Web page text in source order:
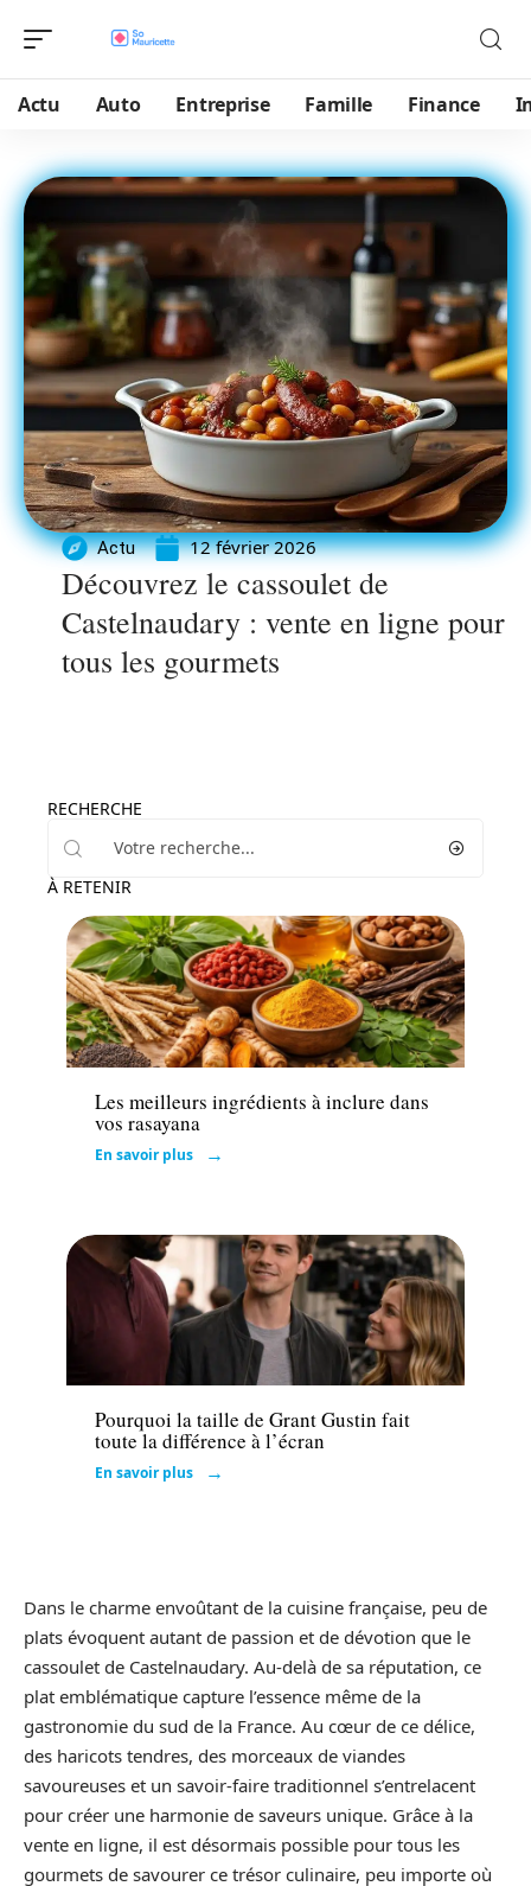
Actu Auto Entreprise Famille Finance
Actu 12 février 2026
Découvrez le cassoulet de
Castelnaudary : vente en ligne pour
tous les gourmets
RECHERCHE
À RETENIR
Santé
Les meilleurs ingrédients à inclure dans
vos rasayana
En savoir plus
Pourquoi la taille de Grant Gustin fait
toute la différence à l’écran
En savoir plus
Dans le charme envoûtant de la cuisine française, peu de
plats évoquent autant de passion et de dévotion que le
cassoulet de Castelnaudary. Au-delà de sa réputation, ce
plat emblématique capture l’essence même de la
gastronomie du sud de la France. Au cœur de ce délice,
des haricots tendres, des morceaux de viandes
savoureuses et un savoir-faire traditionnel s’entrelacent
pour créer une harmonie de saveurs unique. Grâce à la
vente en ligne, il est désormais possible pour tous les
gourmets de savourer ce trésor culinaire, peu importe où